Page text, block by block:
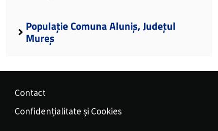
Populație Comuna Aluniș, Județul
Mureș
Contact
Confidențialitate și Cookies